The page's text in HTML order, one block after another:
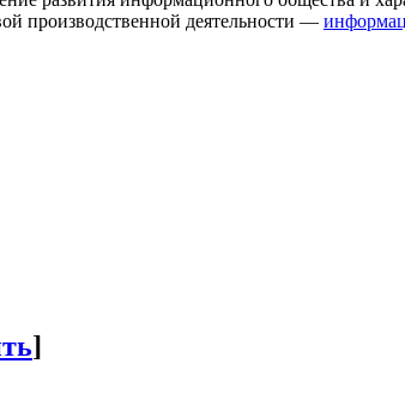
производственной деятельности —
]